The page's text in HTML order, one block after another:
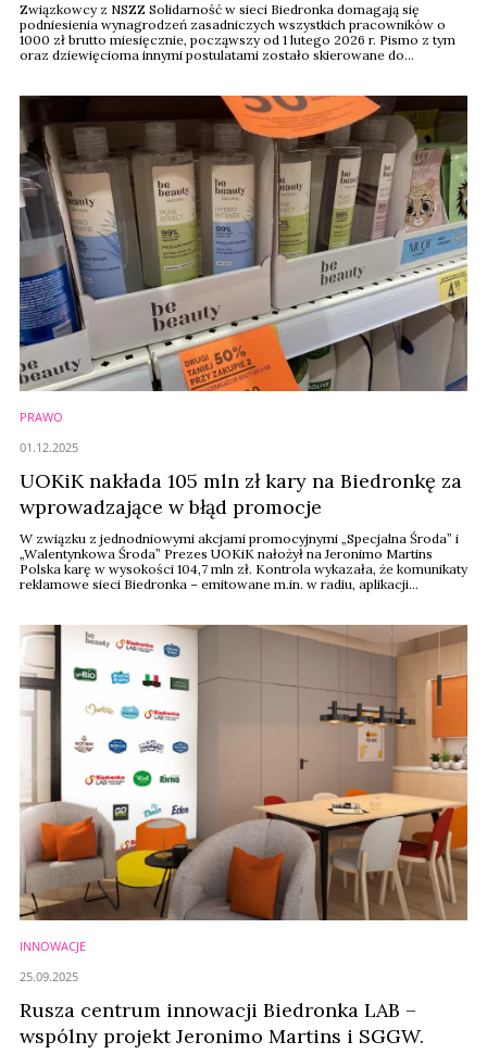
Związkowcy z NSZZ Solidarność w sieci Biedronka domagają się
podniesienia wynagrodzeń zasadniczych wszystkich pracowników o
1000 zł brutto miesięcznie, począwszy od 1 lutego 2026 r. Pismo z tym
oraz dziewięcioma innymi postulatami zostało skierowane do
PRAWO
UOKiK nakłada 105 mln zł kary na Biedronkę za
wprowadzające w błąd promocje
W związku z jednodniowymi akcjami promocyjnymi „Specjalna Środa” i
„Walentynkowa Środa” Prezes UOKiK nałożył na Jeronimo Martins
Polska karę w wysokości 104,7 mln zł. Kontrola wykazała, że komunikaty
reklamowe sieci Biedronka – emitowane m.in. w radiu, aplikacji
rzeczywistych warunków ...
01.12.2025
INNOWACJE
Rusza centrum innowacji Biedronka LAB –
wspólny projekt Jeronimo Martins i SGGW.
25.09.2025